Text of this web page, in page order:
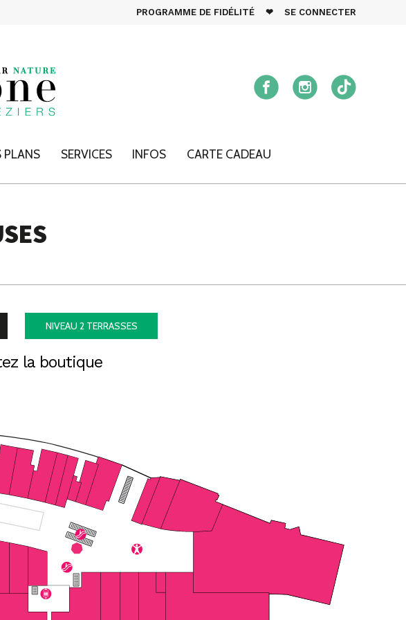
PROGRAMME DE FIDÉLITÉ ❤ SE CONNECTER
PLANS SERVICES INFOS CARTE CADEAU
NIVEAU 2 TERRASSES
la boutique